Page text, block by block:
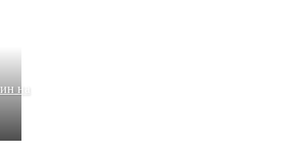
на